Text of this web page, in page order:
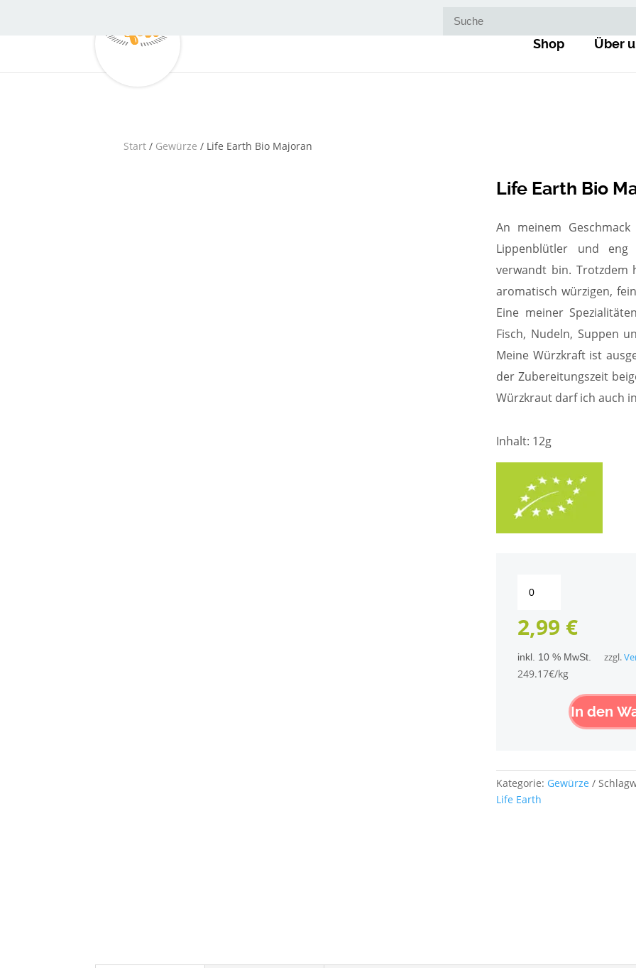
Shop Über
Start / Gewürze / Life Earth Bio Majoran
Life Earth Bio
An meinem
Lippenblütler und
verwandt bin. Trotzdem
aromatisch würzigen,
Eine meiner
Fisch, Nudeln, Suppen
Meine Würzkraft ist
der Zubereitungszeit
Würzkraut darf ich auch
Inhalt: 12g
Earth
Majoran
2,99 €
inkl. 10 % MwSt. zzgl.
249.17€/kg
In den
Kategorie: Gewürze
Life Earth